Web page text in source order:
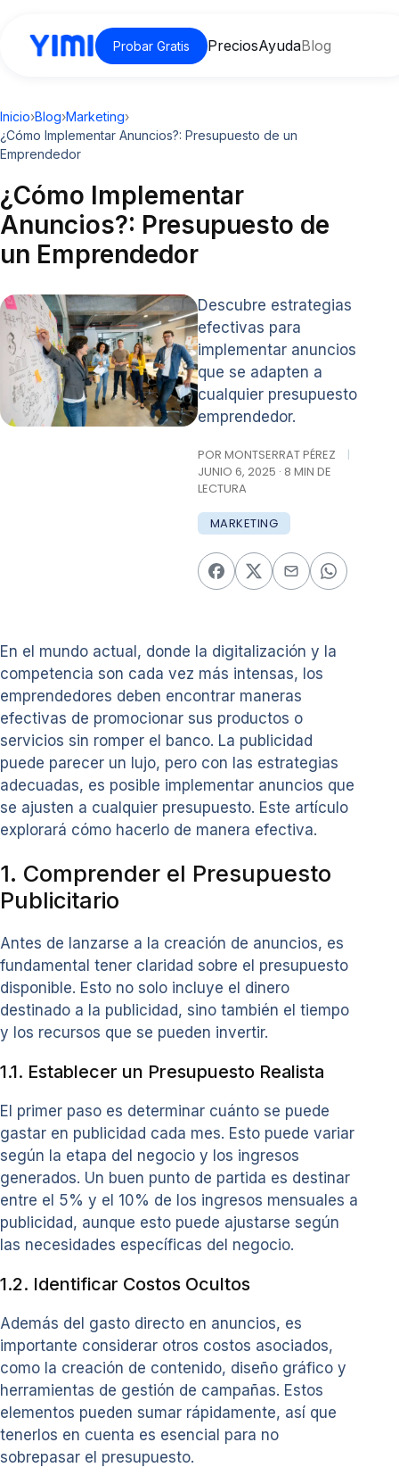
Probar Gratis PreciosAyudaBlog
Inicio›Blog›Marketing›
¿Cómo Implementar Anuncios?: Presupuesto de un
Emprendedor
¿Cómo Implementar
Anuncios?: Presupuesto de
un Emprendedor
Descubre estrategias
efectivas para
implementar anuncios
que se adapten a
cualquier presupuesto
emprendedor.
POR MONTSERRAT PÉREZ
|
JUNIO 6, 2025 · 8 MIN DE
LECTURA
MARKETING
En el mundo actual, donde la digitalización y la
competencia son cada vez más intensas, los
emprendedores deben encontrar maneras
efectivas de promocionar sus productos o
servicios sin romper el banco. La publicidad
puede parecer un lujo, pero con las estrategias
adecuadas, es posible implementar anuncios que
se ajusten a cualquier presupuesto. Este artículo
explorará cómo hacerlo de manera efectiva.
1. Comprender el Presupuesto
Publicitario
Antes de lanzarse a la creación de anuncios, es
fundamental tener claridad sobre el presupuesto
disponible. Esto no solo incluye el dinero
destinado a la publicidad, sino también el tiempo
y los recursos que se pueden invertir.
1.1. Establecer un Presupuesto Realista
El primer paso es determinar cuánto se puede
gastar en publicidad cada mes. Esto puede variar
según la etapa del negocio y los ingresos
generados. Un buen punto de partida es destinar
entre el 5% y el 10% de los ingresos mensuales a
publicidad, aunque esto puede ajustarse según
las necesidades específicas del negocio.
1.2. Identificar Costos Ocultos
Además del gasto directo en anuncios, es
importante considerar otros costos asociados,
como la creación de contenido, diseño gráfico y
herramientas de gestión de campañas. Estos
elementos pueden sumar rápidamente, así que
tenerlos en cuenta es esencial para no
sobrepasar el presupuesto.